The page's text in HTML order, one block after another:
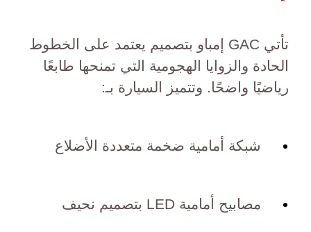
تأتي GAC إمباو بتصميم يعتمد على الخطوط
الحادة والزوايا الهجومية التي تمنحها طابعًا
رياضيًا واضحًا. وتتميز السيارة بـ:
شبكة أمامية ضخمة متعددة الأضلاع
مصابيح أمامية LED بتصميم نحيف